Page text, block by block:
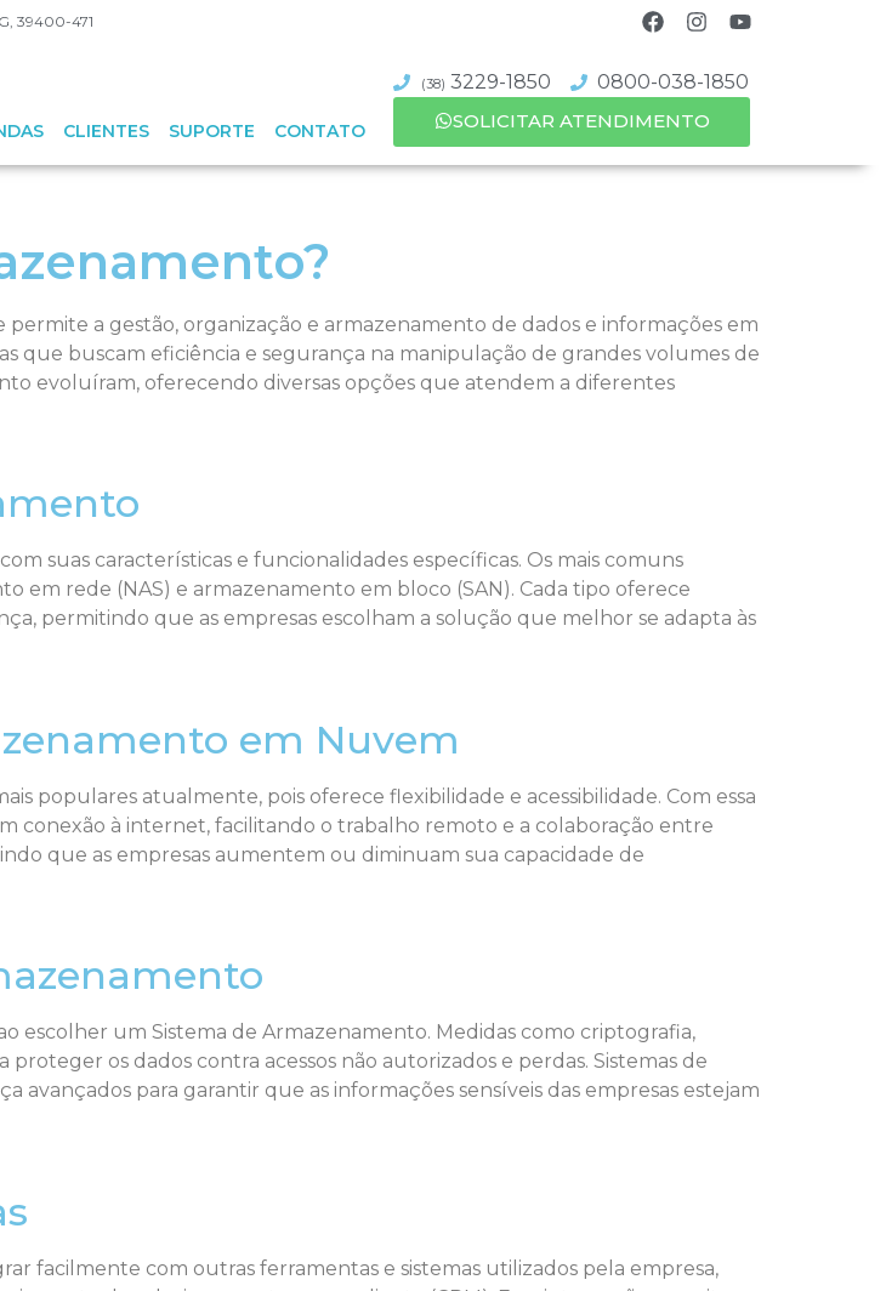
39400-471
CLIENTES SUPORTE CONTATO
(38) 3229-1850
0800-038-1850
SOLICITAR ATENDIMENTO
a gestão, organização e armazenamento de dados e informações em
que buscam eficiência e segurança na manipulação de grandes volumes de
evoluíram, oferecendo diversas opções que atendem a diferentes
suas características e funcionalidades específicas. Os mais comuns
em rede (NAS) e armazenamento em bloco (SAN). Cada tipo oferece
permitindo que as empresas escolham a solução que melhor se adapta às
em Nuvem
populares atualmente, pois oferece flexibilidade e acessibilidade. Com essa
conexão à internet, facilitando o trabalho remoto e a colaboração entre
que as empresas aumentem ou diminuam sua capacidade de
escolher um Sistema de Armazenamento. Medidas como criptografia,
os dados contra acessos não autorizados e perdas. Sistemas de
para garantir que as informações sensíveis das empresas estejam
facilmente com outras ferramentas e sistemas utilizados pela empresa,